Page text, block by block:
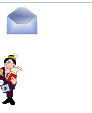
POČÚVANIE